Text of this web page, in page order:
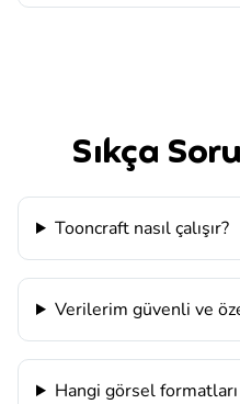
Sıkça
Tooncraft nasıl çalışır?
Verilerim güvenli ve
Hangi görsel